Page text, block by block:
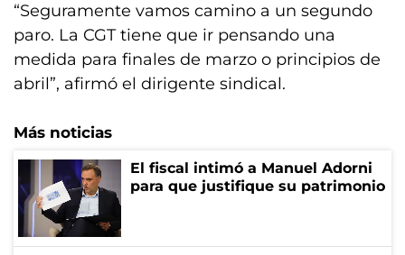
“Seguramente vamos camino a un segundo
paro. La CGT tiene que ir pensando una
medida para finales de marzo o principios de
abril”, afirmó el dirigente sindical.
Más noticias
El fiscal intimó a Manuel Adorni
para que justifique su patrimonio